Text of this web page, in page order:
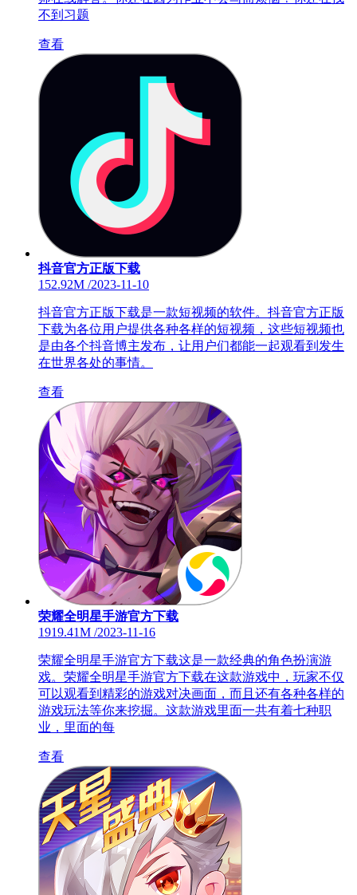
不到习题
查看
抖音官方正版下载
152.92M /2023-11-10
抖音官方正版下载是一款短视频的软件。抖音官方正版
下载为各位用户提供各种各样的短视频，这些短视频也
是由各个抖音博主发布，让用户们都能一起观看到发生
在世界各处的事情。
查看
荣耀全明星手游官方下载
1919.41M /2023-11-16
荣耀全明星手游官方下载这是一款经典的角色扮演游
戏。荣耀全明星手游官方下载在这款游戏中，玩家不仅
可以观看到精彩的游戏对决画面，而且还有各种各样的
游戏玩法等你来挖掘。这款游戏里面一共有着七种职
业，里面的每
查看